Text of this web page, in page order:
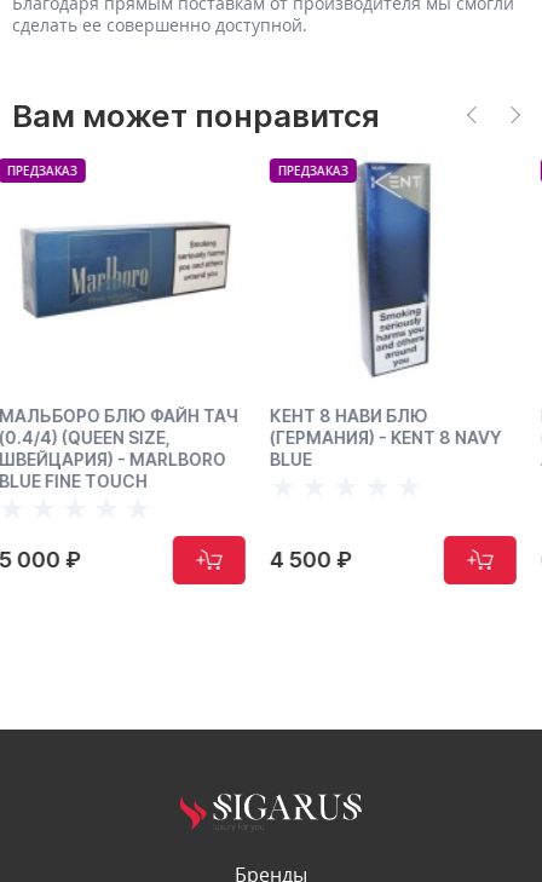
сделать ее совершенно доступной.
Вам может понравится
ПРЕДЗАКАЗ
КЕНТ 8 НАВИ БЛЮ
(ГЕРМАНИЯ) - KENT 8 NAVY
BLUE
4 500 ₽
ПРЕДЗАКАЗ
КЭМЕЛ МЕНТОЛ
(ГЕРМАНИЯ) - CAMEL
6 000 ₽
Бренды